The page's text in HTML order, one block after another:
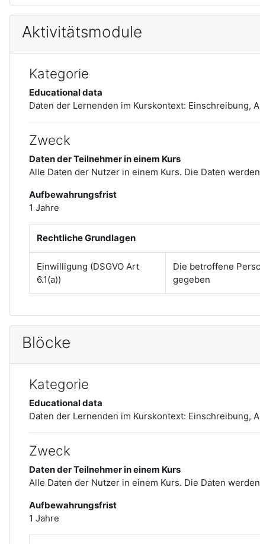
Aktivitätsmodule
Kategorie
Educational data
Daten der Lernenden im Kurskontext: Einschreibung,
Zweck
Daten der Teilnehmer in einem Kurs
Alle Daten der Nutzer in einem Kurs. Die Daten
Aufbewahrungsfrist
1 Jahre
Rechtliche Grundlagen
Einwilligung (DSGVO Art
6.1(a))
Die betroffene
gegeben
Blöcke
Kategorie
Educational data
Daten der Lernenden im Kurskontext: Einschreibung,
Zweck
Daten der Teilnehmer in einem Kurs
Alle Daten der Nutzer in einem Kurs. Die Daten
Aufbewahrungsfrist
1 Jahre